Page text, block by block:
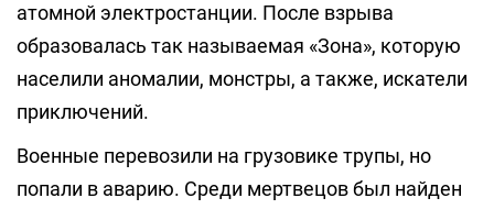
атомной электростанции. После взрыва
образовалась так называемая «Зона», которую
населили аномалии, монстры, а также, искатели
приключений.
Военные перевозили на грузовике трупы, но
попали в аварию. Среди мертвецов был найден